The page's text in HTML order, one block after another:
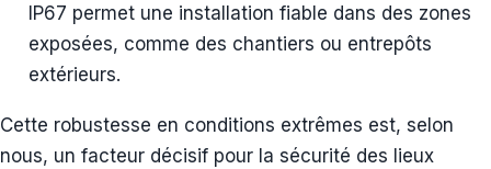
IP67 permet une installation fiable dans des zones
exposées, comme des chantiers ou entrepôts
extérieurs.
Cette robustesse en conditions extrêmes est, selon
nous, un facteur décisif pour la sécurité des lieux